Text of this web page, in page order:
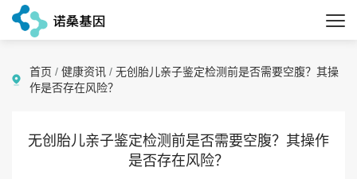
首页 / 健康资讯 / 无创胎儿亲子鉴定检测前是否需要空腹？其操
作是否存在风险？
无创胎儿亲子鉴定检测前是否需要空腹？其操作
是否存在风险？